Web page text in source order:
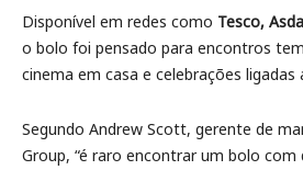
Disponível em redes como Tesco,
o bolo foi pensado para encontros
cinema em casa e celebrações ligadas
Segundo Andrew Scott, gerente de
Group, “é raro encontrar um bolo com